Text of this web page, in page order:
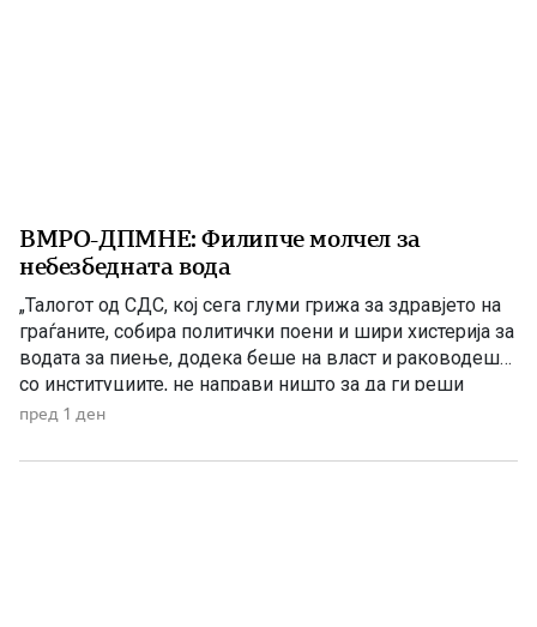
ВМРО-ДПМНЕ: Филипче молчел за
небезбедната вода
„Талогот од СДС, кој сега глуми грижа за здравјето на
граѓаните, собира политички поени и шири хистерија за
водата за пиење, додека беше на власт и раководеше
со институциите, не направи ништо за да ги реши
проблемите. Проблеми со квалитетот на водата за
министер за здравство, […]
пред 1 ден